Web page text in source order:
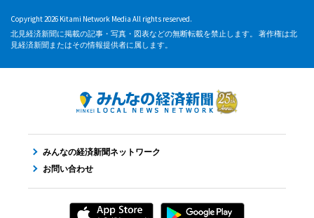
Copyright 2026 Kitami Network Media All rights reserved.
北見経済新聞に掲載の記事・写真・図表などの無断転載を禁止します。 著作権は北
見経済新聞またはその情報提供者に属します。
みんなの経済新聞ネットワーク
お問い合わせ